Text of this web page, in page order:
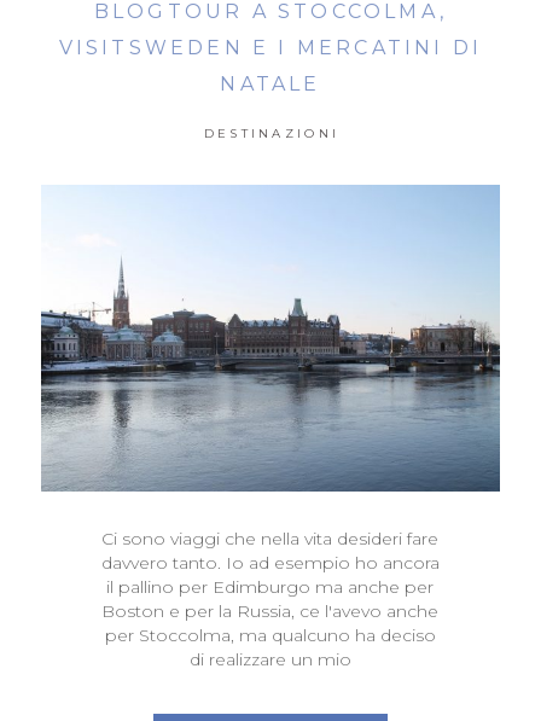
BLOGTOUR A STOCCOLMA,
VISITSWEDEN E I MERCATINI DI
NATALE
DESTINAZIONI
Ci sono viaggi che nella vita desideri fare
davvero tanto. Io ad esempio ho ancora
il pallino per Edimburgo ma anche per
Boston e per la Russia, ce l'avevo anche
per Stoccolma, ma qualcuno ha deciso
di realizzare un mio